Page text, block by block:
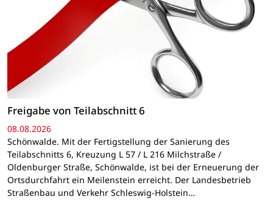
Freigabe von Teilabschnitt 6
08.08.2026
Schönwalde. Mit der Fertigstellung der Sanierung des
Teilabschnitts 6, Kreuzung L 57 / L 216 Milchstraße /
Oldenburger Straße, Schönwalde, ist bei der Erneuerung der
Ortsdurchfahrt ein Meilenstein erreicht. Der Landesbetrieb
Straßenbau und Verkehr Schleswig-Holstein…